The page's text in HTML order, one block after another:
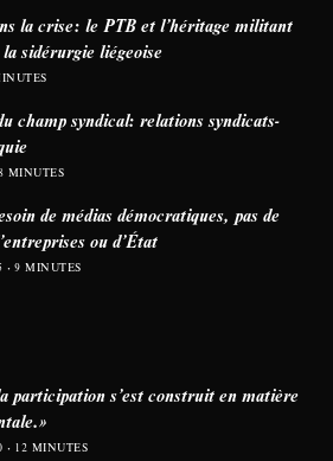
la crise: le PTB et l’héritage militant
sidérurgie liégeoise
champ syndical: relations syndicats-
MINUTES
de médias démocratiques, pas de
ou d’État
9 MINUTES
participation s’est construit en matière
12 MINUTES